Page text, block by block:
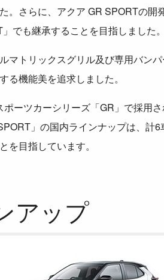
。さらに、アクア GR SPORTの
でも継承することを目指しました。
マトリックスグリル及び専用バン
る機能美を追求しました。
ーツカーシリーズ「GR」で採用
」の国内ラインナップは、計6
を目指しています。
アップ